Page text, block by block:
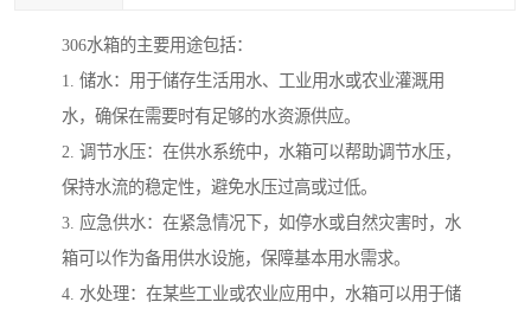
306水箱的主要用途包括：
1. 储水：用于储存生活用水、工业用水或农业灌溉用
水，确保在需要时有足够的水资源供应。
2. 调节水压：在供水系统中，水箱可以帮助调节水压，
保持水流的稳定性，避免水压过高或过低。
3. 应急供水：在紧急情况下，如停水或自然灾害时，水
箱可以作为备用供水设施，保障基本用水需求。
4. 水处理：在某些工业或农业应用中，水箱可以用于储